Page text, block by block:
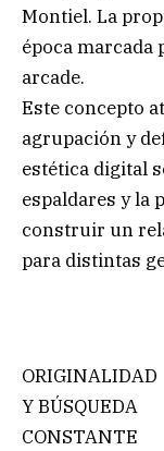
Montiel. La
época marcada
arcade.
Este concepto
agrupación y
estética digital
espaldares y la
construir un
para distintas
ORIGINALIDAD
Y BÚSQUEDA
CONSTANTE